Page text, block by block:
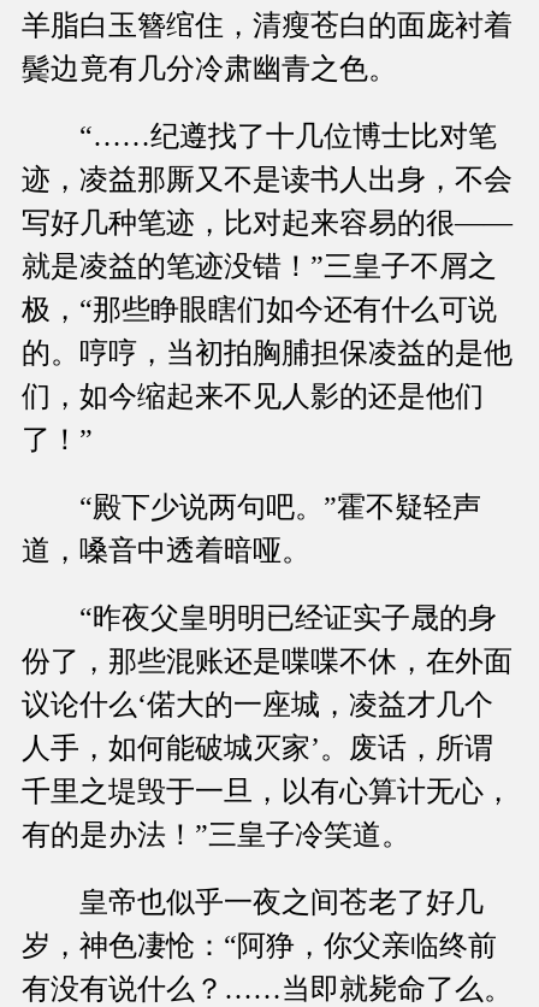
羊脂白玉簪绾住，清瘦苍白的面庞衬着
鬓边竟有几分冷肃幽青之色。
“……纪遵找了十几位博士比对笔
迹，凌益那厮又不是读书人出身，不会
写好几种笔迹，比对起来容易的很——
就是凌益的笔迹没错！”三皇子不屑之
极，“那些睁眼瞎们如今还有什么可说
的。哼哼，当初拍胸脯担保凌益的是他
们，如今缩起来不见人影的还是他们
了！”
“殿下少说两句吧。”霍不疑轻声
道，嗓音中透着暗哑。
“昨夜父皇明明已经证实子晟的身
份了，那些混账还是喋喋不休，在外面
议论什么‘偌大的一座城，凌益才几个
人手，如何能破城灭家’。废话，所谓
千里之堤毁于一旦，以有心算计无心，
有的是办法！”三皇子冷笑道。
皇帝也似乎一夜之间苍老了好几
岁，神色凄怆：“阿狰，你父亲临终前
有没有说什么？……当即就毙命了么。